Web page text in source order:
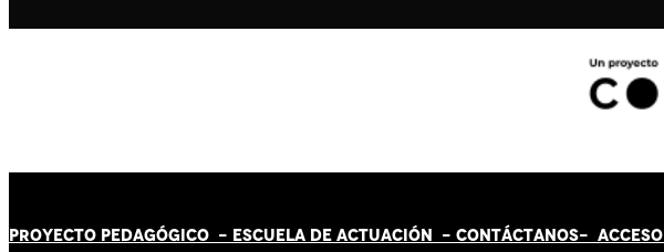
PROYECTO PEDAGÓGICO - ESCUELA DE ACTUACIÓN - CONTÁCTANOS-